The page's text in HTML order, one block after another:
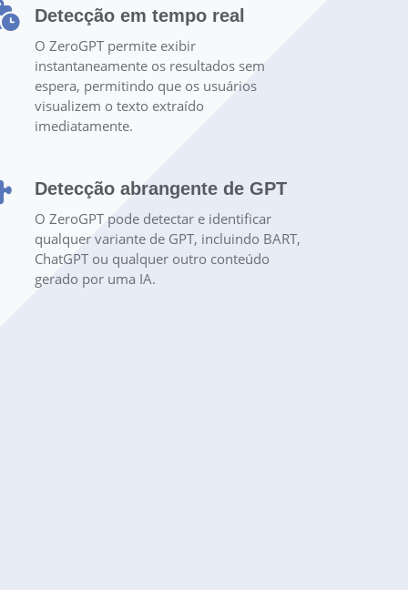
Detecção em tempo real
O ZeroGPT permite exibir
instantaneamente os resultados sem
espera, permitindo que os usuários
visualizem o texto extraído
imediatamente.
Detecção abrangente de GPT
O ZeroGPT pode detectar e identificar
qualquer variante de GPT, incluindo BART,
ChatGPT ou qualquer outro conteúdo
gerado por uma IA.